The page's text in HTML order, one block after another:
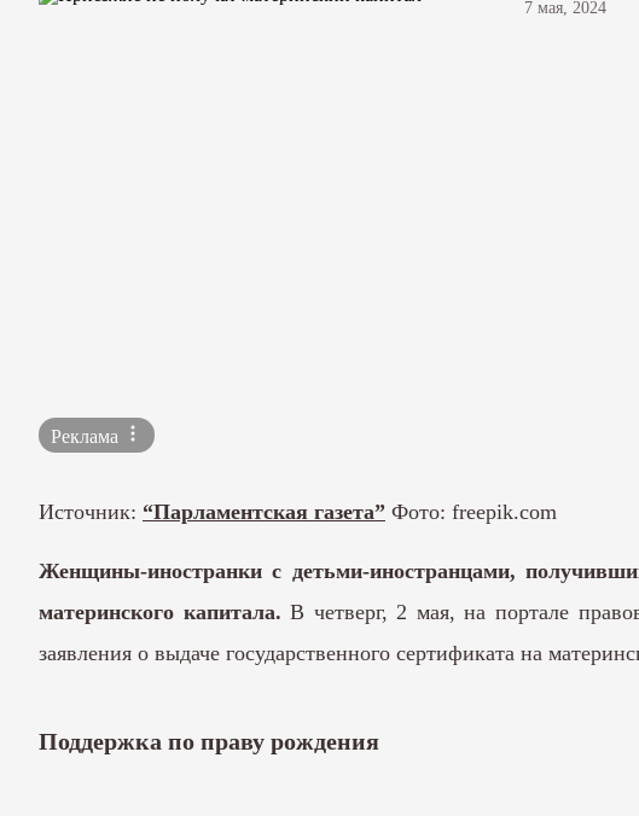
7 мая, 2024
Реклама
Источник: “Парламентская газета” Фото: freepik.com
Женщины-иностранки с детьми-иностранцами,
материнского капитала. В четверг, 2 мая, на портале
заявления о выдаче государственного сертификата на
Поддержка по праву рождения